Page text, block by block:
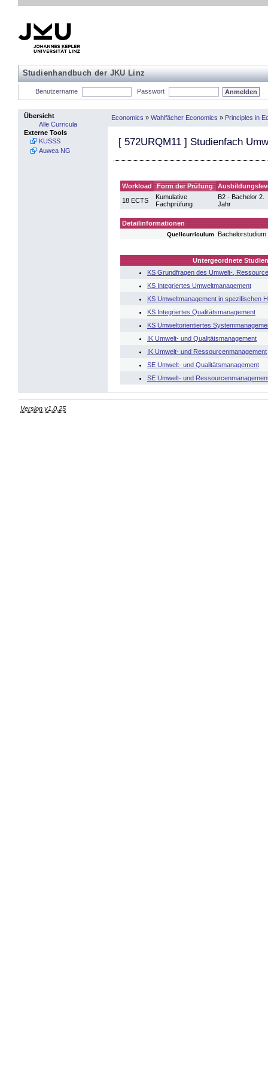
Studienhandbuch der JKU Linz
Benutzername Passwort
Übersicht
Alle Curricula
Externe Tools
KUSSS
Auwea NG
Economics » Wahlfächer Economics » Principles in
[ 572URQM11 ] Studienfach
Workload Form der Prüfung
18 ECTS
Kumulative
Fachprüfung
B2 - Bachelor 2.
Jahr
Detailinformationen
Quellcurriculum
Untergeordnete
KS Grundfragen des Umwelt-,
KS Integriertes Umweltmanagement
KS Umweltmanagement in spezifischen
KS Integriertes Qualitätsmanagement
KS Umweltorientiertes
IK Umwelt- und Qualitätsmanagement
IK Umwelt- und Ressourcenmanagement
SE Umwelt- und Qualitätsmanagement
SE Umwelt- und
Version v1.0.25